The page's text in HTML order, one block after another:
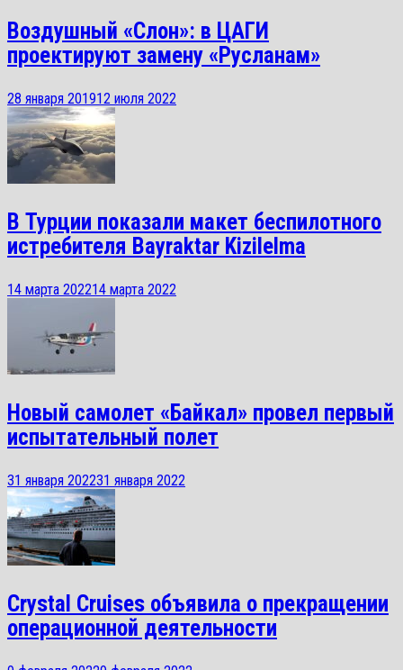
Воздушный «Слон»: в ЦАГИ
проектируют замену «Русланам»
28 января 201912 июля 2022
В Турции показали макет беспилотного
истребителя Bayraktar Kizilelma
14 марта 202214 марта 2022
Новый самолет «Байкал» провел первый
испытательный полет
31 января 202231 января 2022
Crystal Cruises объявила о прекращении
операционной деятельности